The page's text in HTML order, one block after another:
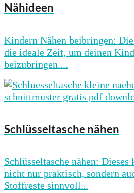
Nähideen
Kindern Nähen beibringen:
die ideale Zeit, um deinen
beizubringen....
Schlüsseltasche nähen
Schlüsseltasche nähen:
nicht nur praktisch, sondern
Stoffreste sinnvoll...